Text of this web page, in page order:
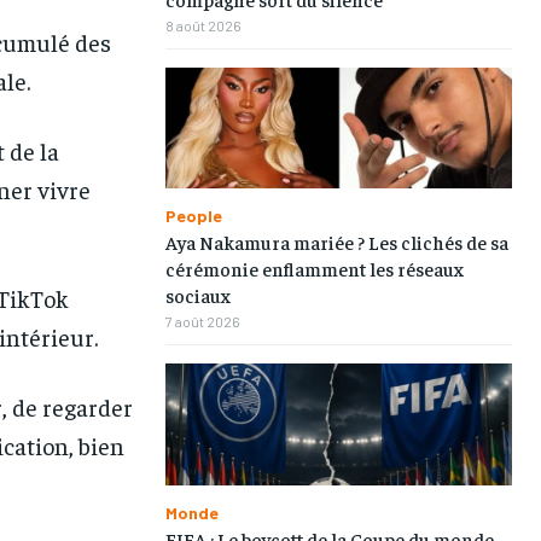
1-MONTH
to this tier, you are billed
1-MONTH
to this tier, you are billed
des
de la
vivre
de regarder
bien
8 août 2026
People
Aya Nakamura mariée ? Les clichés de sa
cérémonie enflamment les réseaux
sociaux
7 août 2026
Monde